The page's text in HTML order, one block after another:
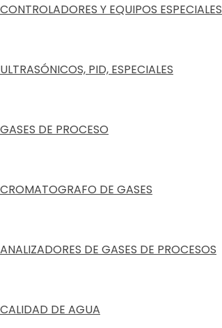
CONTROLADORES Y EQUIPOS ESPECIALES
ULTRASÓNICOS, PID, ESPECIALES
GASES DE PROCESO
CROMATOGRAFO DE GASES
ANALIZADORES DE GASES DE PROCESOS
CALIDAD DE AGUA